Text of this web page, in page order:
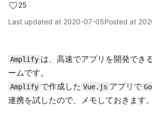
25
Last updated at 2020-07-05Posted at
Amplify は、高速でアプリを開発でき
ームです。
Amplify で作成した Vue.js アプリで
連携を試したので、メモしておきます。